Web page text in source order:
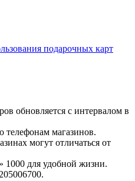
подарочных карт
обновляется с интервалом в
телефонам магазинов.
могут отличаться от
для удобной жизни.